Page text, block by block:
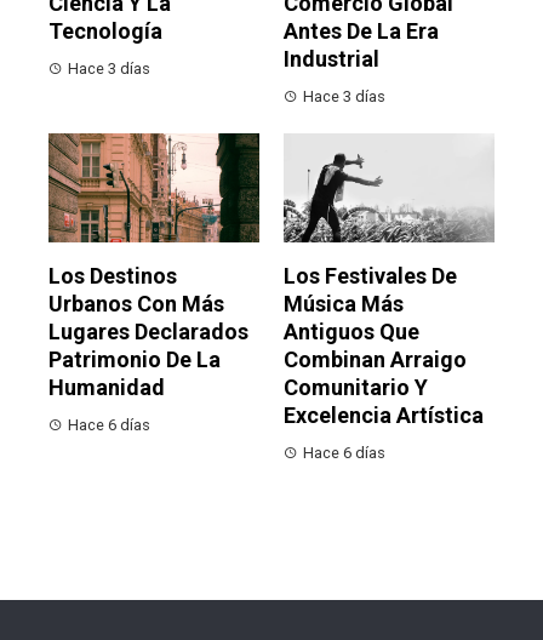
Tecnología
Hace 3 días
Antes De La Era
Industrial
Hace 3 días
Los Destinos
Urbanos Con Más
Lugares Declarados
Patrimonio De La
Humanidad
Hace 6 días
Los Festivales De
Música Más
Antiguos Que
Combinan Arraigo
Comunitario Y
Excelencia Artística
Hace 6 días